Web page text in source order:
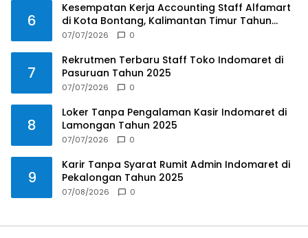
6
Kesempatan Kerja Accounting Staff Alfamart
di Kota Bontang, Kalimantan Timur Tahun
2025
07/07/2026 0
7
Rekrutmen Terbaru Staff Toko Indomaret di
Pasuruan Tahun 2025
07/07/2026 0
8
Loker Tanpa Pengalaman Kasir Indomaret di
Lamongan Tahun 2025
07/07/2026 0
9
Karir Tanpa Syarat Rumit Admin Indomaret di
Pekalongan Tahun 2025
07/08/2026 0